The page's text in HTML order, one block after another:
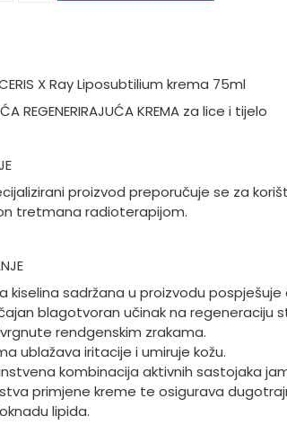
X Ray Liposubtilium krema 75ml
REGENERIRAJUĆA KREMA za lice i tijelo
proizvod preporučuje se za
tretmana radioterapijom.
kiselina sadržana u proizvodu
blagotvoran učinak na regeneraciju
rendgenskim zrakama.
ublažava iritacije i umiruje kožu.
kombinacija aktivnih sastojaka
primjene kreme te osigurava
lipida.